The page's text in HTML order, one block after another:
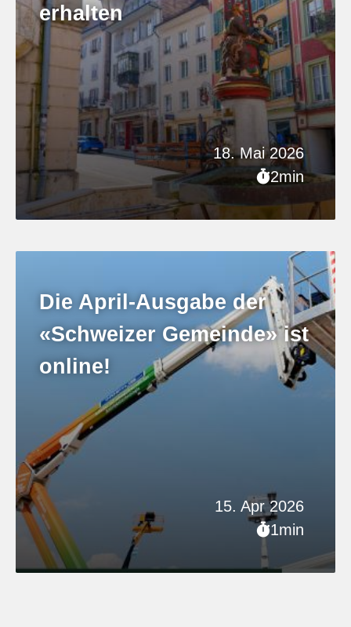
18. Mai 2026
2min
erhalten
15. Apr 2026
1min
Die April-Ausgabe der
«Schweizer Gemeinde» ist
online!